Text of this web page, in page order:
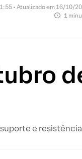
• Atualizado em 16/10/
1
e